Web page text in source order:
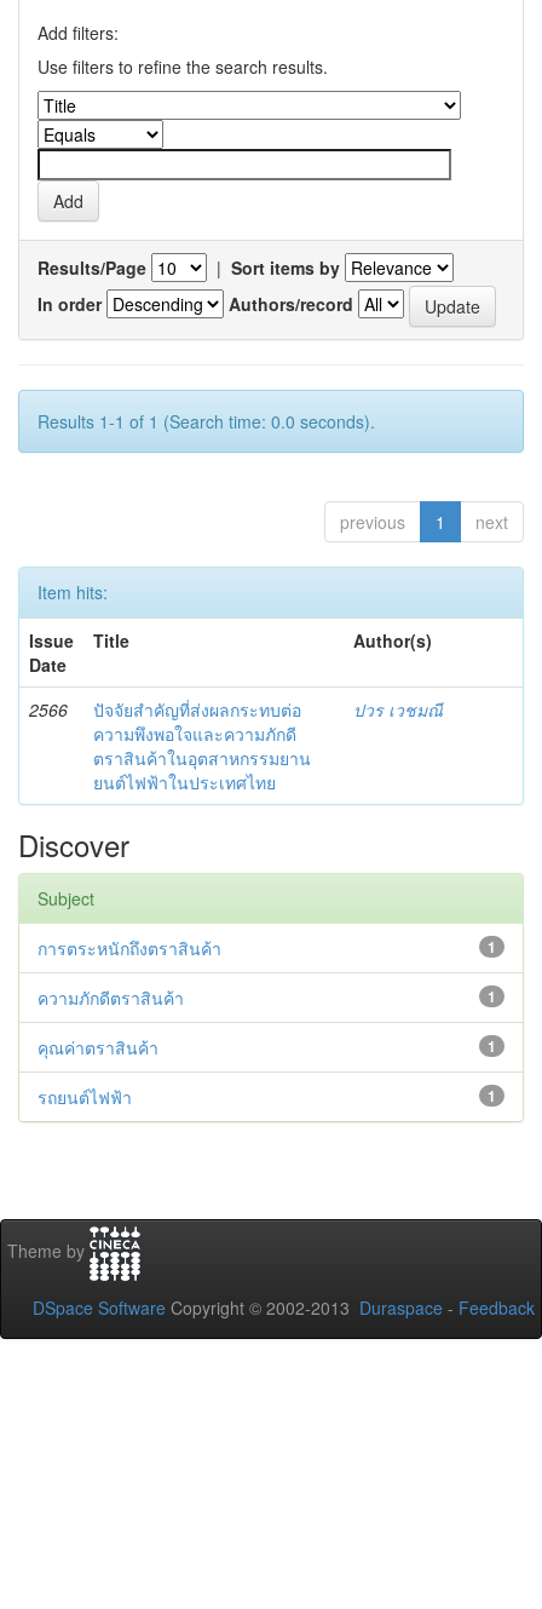
Add filters:
Use filters to refine the search results.
Results/Page | Sort items by
In order
Authors/record
Results 1-1 of 1 (Search time: 0.0 seconds).
previous 1 next
Item hits:
Issue
Date
Title Author(s)
2566
ปัจจัยสำคัญที่ส่งผลกระทบต่อ
ความพึงพอใจและความภักดี
ตราสินค้าในอุตสาหกรรมยาน
ยนต์ไฟฟ้าในประเทศไทย
ปวร เวชมณี
Discover
Subject
1
การตระหนักถึงตราสินค้า
1
ความภักดีตราสินค้า
1
คุณค่าตราสินค้า
1
รถยนต์ไฟฟ้า
Theme by
DSpace Software Copyright © 2002-2013 Duraspace - Feedback